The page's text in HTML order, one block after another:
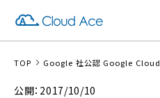
TOP
公開：2017/10/10